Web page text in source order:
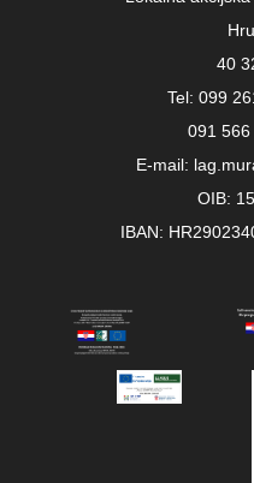
40
Tel: 099
091
E-mail:
OIB:
IBAN: